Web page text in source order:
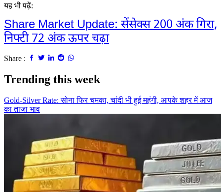
यह भी पढ़ें:
Share Market Update: सेंसेक्स 200 अंक गिरा,
निफ्टी 72 अंक ऊपर चढ़ा
Share :
Trending this week
Gold-Silver Rate: सोना फिर चमका, चांदी भी हुई महंगी, आपके शहर में आज
का ताजा भाव